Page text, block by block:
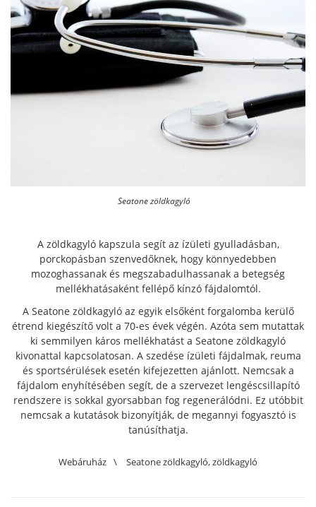
Seatone zöldkagyló
A zöldkagyló kapszula segít az ízületi gyulladásban,
porckopásban szenvedőknek, hogy könnyedebben
mozoghassanak és megszabadulhassanak a betegség
mellékhatásaként fellépő kínzó fájdalomtól.
A Seatone zöldkagyló az egyik elsőként forgalomba kerülő
étrend kiegészítő volt a 70-es évek végén. Azóta sem mutattak
ki semmilyen káros mellékhatást a Seatone zöldkagyló
kivonattal kapcsolatosan. A szedése ízületi fájdalmak, reuma
és sportsérülések esetén kifejezetten ajánlott. Nemcsak a
fájdalom enyhítésében segít, de a szervezet lengéscsillapító
rendszere is sokkal gyorsabban fog regenerálódni. Ez utóbbit
nemcsak a kutatások bizonyítják, de megannyi fogyasztó is
tanúsíthatja.
Webáruház \ Seatone zöldkagyló,zöldkagyló